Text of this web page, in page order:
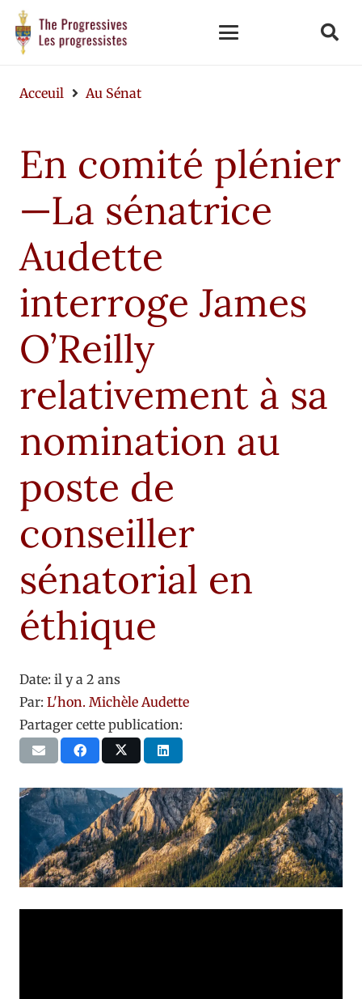
Acceuil Au Sénat
En comité plénier
—La sénatrice
Audette
interroge James
O’Reilly
relativement à sa
nomination au
poste de
conseiller
sénatorial en
éthique
Date: il y a 2 ans
Par: L'hon. Michèle Audette
Partager cette publication: